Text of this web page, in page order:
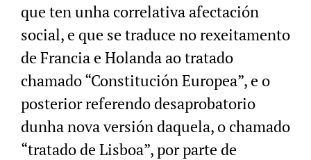
que ten unha correlativa afectación
social, e que se traduce no rexeitamento
de Francia e Holanda ao tratado
chamado “Constitución Europea”, e o
posterior referendo desaprobatorio
dunha nova versión daquela, o chamado
“tratado de Lisboa”, por parte de